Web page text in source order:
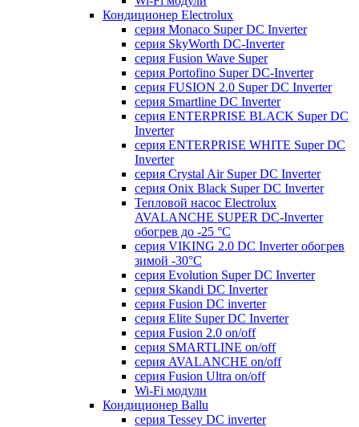
Кондиционер Electrolux
серия Monaco Super DC Inverter
серия SkyWorth DC-Inverter
серия Fusion Wave Super
серия Portofino Super DC-Inverter
серия FUSION 2.0 Super DC Іnverter
серия Smartline DC Inverter
серия ENTERPRISE BLACK Super DC
Inverter
серия ENTERPRISE WHITE Super DC
Inverter
серия Crystal Air Super DC Inverter
серия Onix Black Super DC Inverter
Тепловой насос Electrolux
AVALANCHE SUPER DC-Inverter
обогрев до -25 °С
серия VIKING 2.0 DC Inverter обогрев
зимой -30°С
серия Evolution Super DC Inverter
серия Skandi DC Inverter
серия Fusion DC inverter
серия Elite Super DC Inverter
серия Fusion 2.0 on/off
серия SMARTLINE on/off
серия AVALANCHE on/off
серия Fusion Ultra on/off
Wi-Fi модули
Кондиционер Ballu
серия Tessey DC inverter